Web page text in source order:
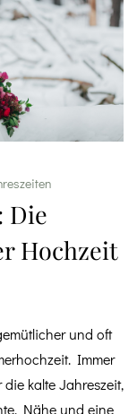
Die
Hochzeit
und oft
Immer
kalte Jahreszeit,
Nähe und eine